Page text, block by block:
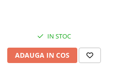
IN STOC
ADAUGA IN COS